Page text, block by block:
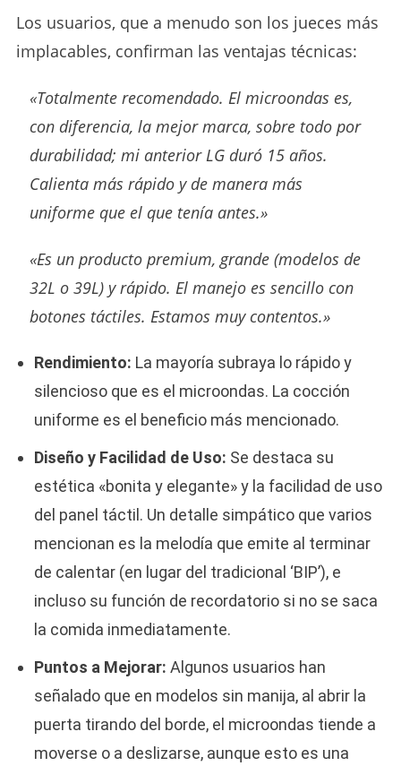
Los usuarios, que a menudo son los jueces más
implacables, confirman las ventajas técnicas:
«Totalmente recomendado. El microondas es,
con diferencia, la mejor marca, sobre todo por
durabilidad; mi anterior LG duró 15 años.
Calienta más rápido y de manera más
uniforme que el que tenía antes.»
«Es un producto premium, grande (modelos de
32L o 39L) y rápido. El manejo es sencillo con
botones táctiles. Estamos muy contentos.»
Rendimiento: La mayoría subraya lo rápido y
silencioso que es el microondas. La cocción
uniforme es el beneficio más mencionado.
Diseño y Facilidad de Uso: Se destaca su
estética «bonita y elegante» y la facilidad de uso
del panel táctil. Un detalle simpático que varios
mencionan es la melodía que emite al terminar
de calentar (en lugar del tradicional ‘BIP’), e
incluso su función de recordatorio si no se saca
la comida inmediatamente.
Puntos a Mejorar: Algunos usuarios han
señalado que en modelos sin manija, al abrir la
puerta tirando del borde, el microondas tiende a
moverse o a deslizarse, aunque esto es una